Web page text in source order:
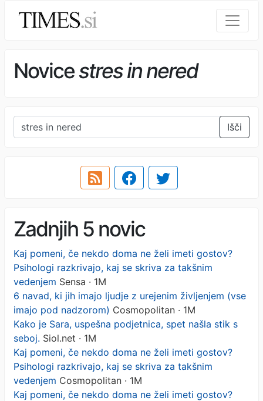
Novicestres in nered
Išči
Zadnjih 5 novic
Kaj pomeni, če nekdo doma ne želi imeti gostov?
Psihologi razkrivajo, kaj se skriva za takšnim
vedenjem Sensa · 1M
6 navad, ki jih imajo ljudje z urejenim življenjem (vse
imajo pod nadzorom) Cosmopolitan · 1M
Kako je Sara, uspešna podjetnica, spet našla stik s
seboj. Siol.net · 1M
Kaj pomeni, če nekdo doma ne želi imeti gostov?
Psihologi razkrivajo, kaj se skriva za takšnim
vedenjem Cosmopolitan · 1M
Kaj pomeni, če nekdo doma ne želi imeti gostov?